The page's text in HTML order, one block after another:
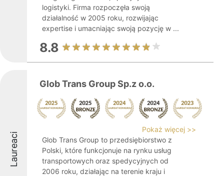
logistyki. Firma rozpoczęła swoją
działalność w 2005 roku, rozwijając
expertise i umacniając swoją pozycję w ...
8.8
Laureaci
Glob Trans Group Sp.z o.o.
Pokaż więcej >>
Glob Trans Group to przedsiębiorstwo z
Polski, które funkcjonuje na rynku usług
transportowych oraz spedycyjnych od
2006 roku, działając na terenie kraju i